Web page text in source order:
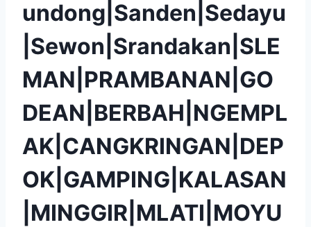
undong|Sanden|Sedayu
|Sewon|Srandakan|SLE
MAN|PRAMBANAN|GO
DEAN|BERBAH|NGEMPL
AK|CANGKRINGAN|DEP
OK|GAMPING|KALASAN
|MINGGIR|MLATI|MOYU